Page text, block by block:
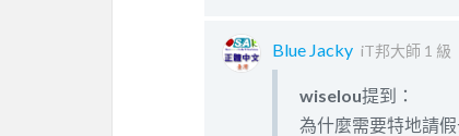
Blue Jacky iT邦大師 1 級
wiselou提到：
為什麼需要特地請假